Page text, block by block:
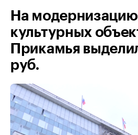
На модернизацию
культурных
Прикамья
руб.